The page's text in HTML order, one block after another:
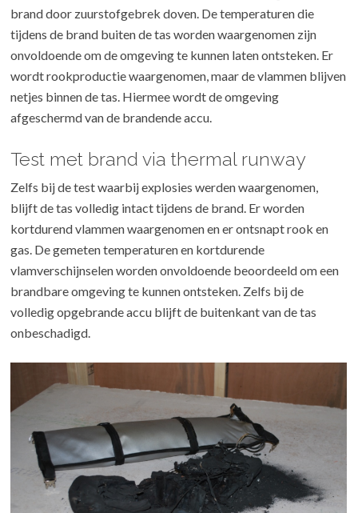
brand door zuurstofgebrek doven. De temperaturen die
tijdens de brand buiten de tas worden waargenomen zijn
onvoldoende om de omgeving te kunnen laten ontsteken. Er
wordt rookproductie waargenomen, maar de vlammen blijven
netjes binnen de tas. Hiermee wordt de omgeving
afgeschermd van de brandende accu.
Test met brand via thermal runway
Zelfs bij de test waarbij explosies werden waargenomen,
blijft de tas volledig intact tijdens de brand. Er worden
kortdurend vlammen waargenomen en er ontsnapt rook en
gas. De gemeten temperaturen en kortdurende
vlamverschijnselen worden onvoldoende beoordeeld om een
brandbare omgeving te kunnen ontsteken. Zelfs bij de
volledig opgebrande accu blijft de buitenkant van de tas
onbeschadigd.